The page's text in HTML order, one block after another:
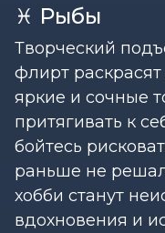
♓ Рыбы
Творческий
флирт
яркие и сочные
притягивать к
бойтесь
раньше не
хобби станут
вдохновения и